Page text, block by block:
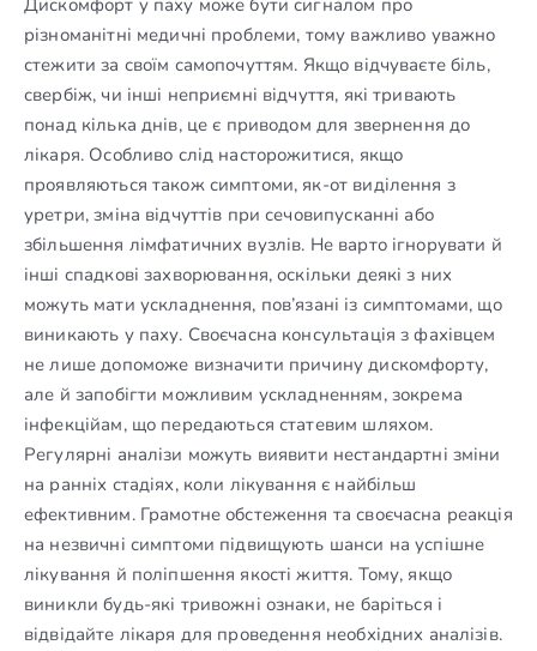
різноманітні медичні проблеми, тому важливо уважно
стежити за своїм самопочуттям. Якщо відчуваєте біль,
свербіж, чи інші неприємні відчуття, які тривають
понад кілька днів, це є приводом для звернення до
лікаря. Особливо слід насторожитися, якщо
проявляються також симптоми, як-от виділення з
уретри, зміна відчуттів при сечовипусканні або
збільшення лімфатичних вузлів. Не варто ігнорувати й
інші спадкові захворювання, оскільки деякі з них
можуть мати ускладнення, пов’язані із симптомами, що
виникають у паху. Своєчасна консультація з фахівцем
не лише допоможе визначити причину дискомфорту,
але й запобігти можливим ускладненням, зокрема
інфекційам, що передаються статевим шляхом.
Регулярні аналізи можуть виявити нестандартні зміни
на ранніх стадіях, коли лікування є найбільш
ефективним. Грамотне обстеження та своєчасна реакція
на незвичні симптоми підвищують шанси на успішне
лікування й поліпшення якості життя. Тому, якщо
виникли будь-які тривожні ознаки, не баріться і
відвідайте лікаря для проведення необхідних аналізів.